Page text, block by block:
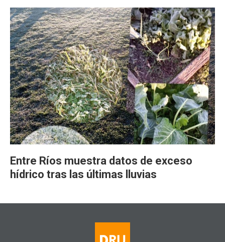
Entre Ríos muestra datos de exceso
hídrico tras las últimas lluvias